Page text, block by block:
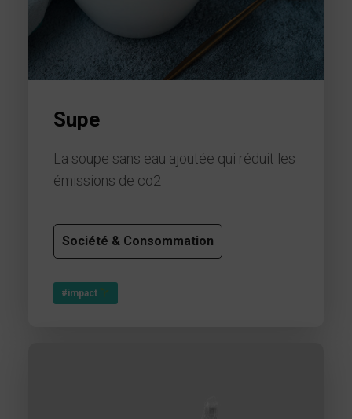
Supe
La soupe sans eau ajoutée qui réduit les
émissions de co2
Société & Consommation
#impact